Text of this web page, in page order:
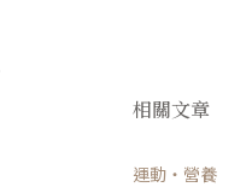
相關文章
運動・營養